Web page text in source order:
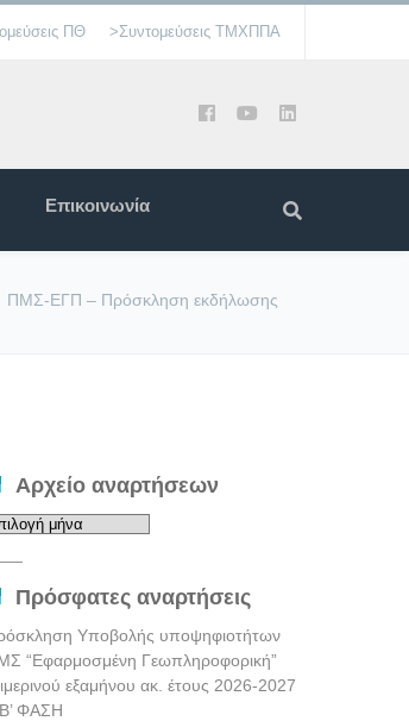
ΠΘ >Συντομεύσεις ΤΜΧΠΠΑ
Επικοινωνία
ΠΜΣ-ΕΓΠ – Πρόσκληση εκδήλωσης
Αρχείο αναρτήσεων
Πρόσφατες αναρτήσεις
Υποβολής υποψηφιοτήτων
“Εφαρμοσμένη Γεωπληροφορική”
εξαμήνου ακ. έτους 2026-2027
ΦΑΣΗ